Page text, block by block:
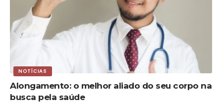
NOTÍCIAS
Alongamento: o melhor aliado do seu corpo na
busca pela saúde